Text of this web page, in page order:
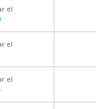
el
el
el